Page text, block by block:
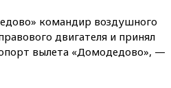
командир воздушного
двигателя и принял
вылета «Домодедово», —